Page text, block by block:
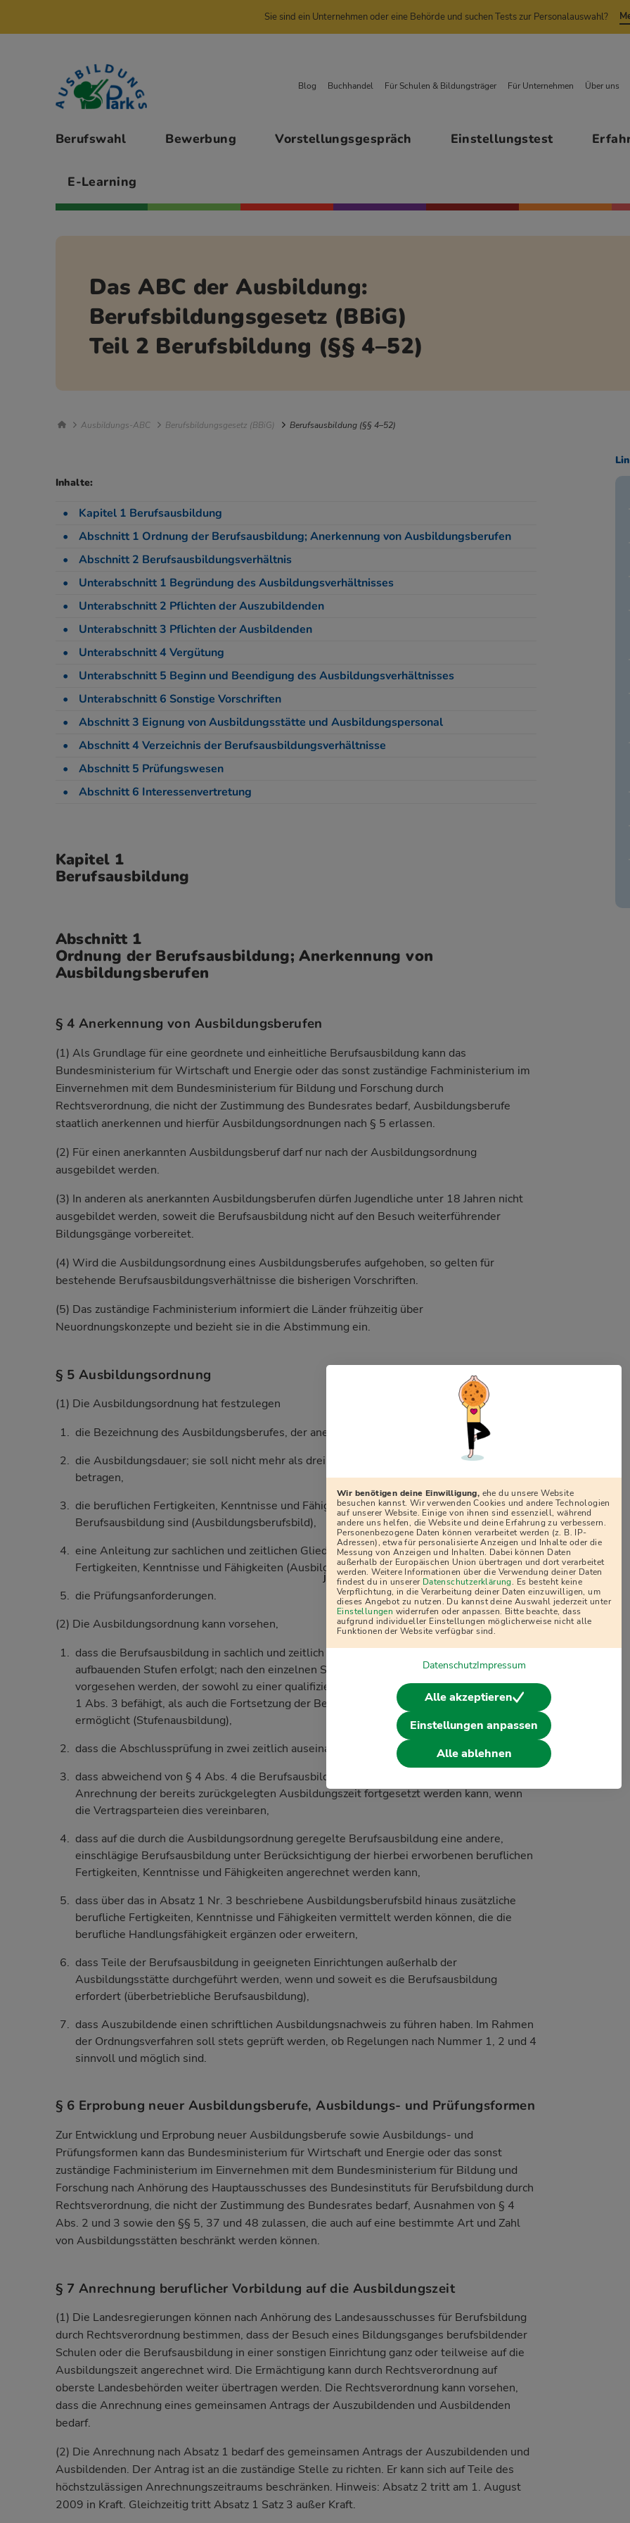
Sie sind ein Unternehmen oder eine Behörde und suchen Tests zur Personalauswahl?
Berufswahl Bewerbung Vorstellungsgespräch Einstellungstest
E-Learning
Blog Buchhandel Für Schulen & Bildungsträger Für Unternehmen Über uns
Das ABC der Ausbildung:
Berufsbildungsgesetz (BBiG)
Teil 2 Berufsbildung (§§ 4–52)
Breadcrumb Navigation
Ausbildungs-ABC Berufsbildungsgesetz (BBiG) Berufsausbildung (§§ 4–52)
Inhalte:
Kapitel 1 Berufsausbildung
Abschnitt 1 Ordnung der Berufsausbildung; Anerkennung von Ausbildungsberufen
Abschnitt 2 Berufsausbildungsverhältnis
Unterabschnitt 1 Begründung des Ausbildungsverhältnisses
Unterabschnitt 2 Pflichten der Auszubildenden
Unterabschnitt 3 Pflichten der Ausbildenden
Unterabschnitt 4 Vergütung
Unterabschnitt 5 Beginn und Beendigung des Ausbildungsverhältnisses
Unterabschnitt 6 Sonstige Vorschriften
Abschnitt 3 Eignung von Ausbildungsstätte und Ausbildungspersonal
Abschnitt 4 Verzeichnis der Berufsausbildungsverhältnisse
Abschnitt 5 Prüfungswesen
Abschnitt 6 Interessenvertretung
Kapitel 1
Berufsausbildung
Abschnitt 1
Ordnung der Berufsausbildung; Anerkennung von
Ausbildungsberufen
§ 4 Anerkennung von Ausbildungsberufen
(1) Als Grundlage für eine geordnete und einheitliche Berufsausbildung kann das
Bundesministerium für Wirtschaft und Energie oder das sonst zuständige Fachministerium im
Einvernehmen mit dem Bundesministerium für Bildung und Forschung durch
Rechtsverordnung, die nicht der Zustimmung des Bundesrates bedarf, Ausbildungsberufe
staatlich anerkennen und hierfür Ausbildungsordnungen nach § 5 erlassen.
(2) Für einen anerkannten Ausbildungsberuf darf nur nach der Ausbildungsordnung
ausgebildet werden.
(3) In anderen als anerkannten Ausbildungsberufen dürfen Jugendliche unter 18 Jahren nicht
ausgebildet werden, soweit die Berufsausbildung nicht auf den Besuch weiterführender
Bildungsgänge vorbereitet.
(4) Wird die Ausbildungsordnung eines Ausbildungsberufes aufgehoben, so gelten für
bestehende Berufsausbildungsverhältnisse die bisherigen Vorschriften.
(5) Das zuständige Fachministerium informiert die Länder frühzeitig über
Neuordnungskonzepte und bezieht sie in die Abstimmung ein.
§ 5 Ausbildungsordnung
(1) Die Ausbildungsordnung hat festzulegen
die Bezeichnung des Ausbildungsberufes, der anerkannt wird,
die Ausbildungsdauer; sie soll nicht mehr als drei und nicht weniger als zwei Jahre
betragen,
die beruflichen Fertigkeiten, Kenntnisse und Fähigkeiten, die mindestens Gegenstand der
Berufsausbildung sind (Ausbildungsberufsbild),
eine Anleitung zur sachlichen und zeitlichen Gliederung der Vermittlung der beruflichen
Fertigkeiten, Kenntnisse und Fähigkeiten (Ausbildungsrahmenplan),
die Prüfungsanforderungen.
(2) Die Ausbildungsordnung kann vorsehen,
dass die Berufsausbildung in sachlich und zeitlich besonders gegliederten, aufeinander
aufbauenden Stufen erfolgt; nach den einzelnen Stufen soll ein Ausbildungsabschluss
vorgesehen werden, der sowohl zu einer qualifizierten beruflichen Tätigkeit im Sinne des §
1 Abs. 3 befähigt, als auch die Fortsetzung der Berufsausbildung in weiteren Stufen
ermöglicht (Stufenausbildung),
dass die Abschlussprüfung in zwei zeitlich auseinander fallenden Teilen durchgeführt wird,
dass abweichend von § 4 Abs. 4 die Berufsausbildung in diesem Ausbildungsberuf unter
Anrechnung der bereits zurückgelegten Ausbildungszeit fortgesetzt werden kann, wenn
die Vertragsparteien dies vereinbaren,
dass auf die durch die Ausbildungsordnung geregelte Berufsausbildung eine andere,
einschlägige Berufsausbildung unter Berücksichtigung der hierbei erworbenen beruflichen
Fertigkeiten, Kenntnisse und Fähigkeiten angerechnet werden kann,
dass über das in Absatz 1 Nr. 3 beschriebene Ausbildungsberufsbild hinaus zusätzliche
berufliche Fertigkeiten, Kenntnisse und Fähigkeiten vermittelt werden können, die die
berufliche Handlungsfähigkeit ergänzen oder erweitern,
dass Teile der Berufsausbildung in geeigneten Einrichtungen außerhalb der
Ausbildungsstätte durchgeführt werden, wenn und soweit es die Berufsausbildung
erfordert (überbetriebliche Berufsausbildung),
dass Auszubildende einen schriftlichen Ausbildungsnachweis zu führen haben. Im Rahmen
der Ordnungsverfahren soll stets geprüft werden, ob Regelungen nach Nummer 1, 2 und 4
sinnvoll und möglich sind.
§ 6 Erprobung neuer Ausbildungsberufe, Ausbildungs- und Prüfungsformen
Zur Entwicklung und Erprobung neuer Ausbildungsberufe sowie Ausbildungs- und
Prüfungsformen kann das Bundesministerium für Wirtschaft und Energie oder das sonst
zuständige Fachministerium im Einvernehmen mit dem Bundesministerium für Bildung und
Forschung nach Anhörung des Hauptausschusses des Bundesinstituts für Berufsbildung durch
Rechtsverordnung, die nicht der Zustimmung des Bundesrates bedarf, Ausnahmen von § 4
Abs. 2 und 3 sowie den §§ 5, 37 und 48 zulassen, die auch auf eine bestimmte Art und Zahl
von Ausbildungsstätten beschränkt werden können.
§ 7 Anrechnung beruflicher Vorbildung auf die Ausbildungszeit
(1) Die Landesregierungen können nach Anhörung des Landesausschusses für Berufsbildung
durch Rechtsverordnung bestimmen, dass der Besuch eines Bildungsganges berufsbildender
Schulen oder die Berufsausbildung in einer sonstigen Einrichtung ganz oder teilweise auf die
Ausbildungszeit angerechnet wird. Die Ermächtigung kann durch Rechtsverordnung auf
oberste Landesbehörden weiter übertragen werden. Die Rechtsverordnung kann vorsehen,
dass die Anrechnung eines gemeinsamen Antrags der Auszubildenden und Ausbildenden
bedarf.
(2) Die Anrechnung nach Absatz 1 bedarf des gemeinsamen Antrags der Auszubildenden und
Ausbildenden. Der Antrag ist an die zuständige Stelle zu richten. Er kann sich auf Teile des
höchstzulässigen Anrechnungszeitraums beschränken. Hinweis: Absatz 2 tritt am 1. August
2009 in Kraft. Gleichzeitig tritt Absatz 1 Satz 3 außer Kraft.
j
Wir benötigen deine Einwilligung, ehe du unsere Website
besuchen kannst. Wir verwenden Cookies und andere Technologien
auf unserer Website. Einige von ihnen sind essenziell, während
andere uns helfen, die Website und deine Erfahrung zu verbessern.
Personenbezogene Daten können verarbeitet werden (z. B. IP-
Adressen), etwa für personalisierte Anzeigen und Inhalte oder die
Messung von Anzeigen und Inhalten. Dabei können Daten
außerhalb der Europäischen Union übertragen und dort verarbeitet
werden. Weitere Informationen über die Verwendung deiner Daten
findest du in unserer Datenschutzerklärung. Es besteht keine
Verpflichtung, in die Verarbeitung deiner Daten einzuwilligen, um
dieses Angebot zu nutzen. Du kannst deine Auswahl jederzeit unter
Einstellungen widerrufen oder anpassen. Bitte beachte, dass
aufgrund individueller Einstellungen möglicherweise nicht alle
Funktionen der Website verfügbar sind.
DatenschutzImpressum
Alle akzeptieren
Einstellungen anpassen
Alle ablehnen